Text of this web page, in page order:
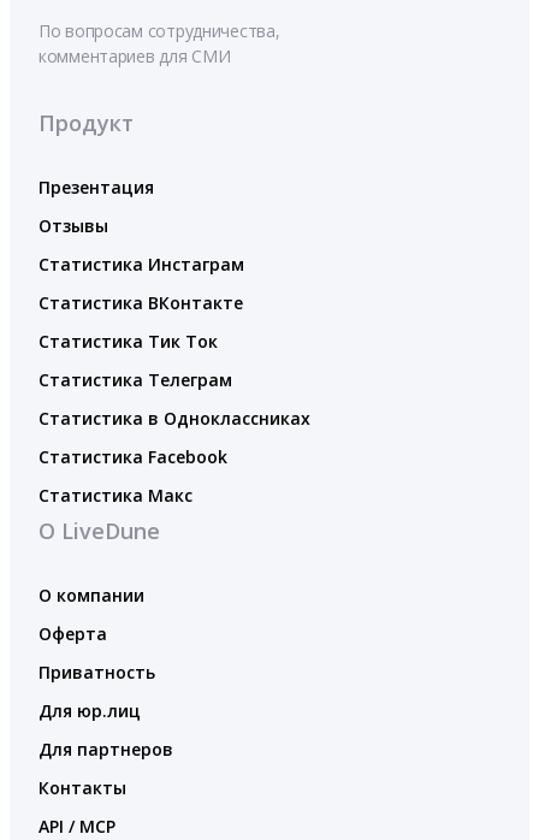
По вопросам сотрудничества,
комментариев для СМИ
Продукт
Презентация
Отзывы
Статистика Инстаграм
Статистика ВКонтакте
Статистика Тик Ток
Статистика Телеграм
Статистика в Одноклассниках
Статистика Facebook
Статистика Макс
О LiveDune
О компании
Оферта
Приватность
Для юр.лиц
Для партнеров
Контакты
API / MCP